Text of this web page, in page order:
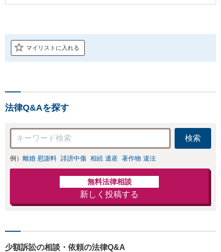
マイリストに入れる
法律Q&Aを探す
検索
例） 離婚 慰謝料 誹謗中傷 相続 遺産 著作物 違法
無料法律相談
新しく投稿する
少額訴訟の相談・依頼の法律Q&A